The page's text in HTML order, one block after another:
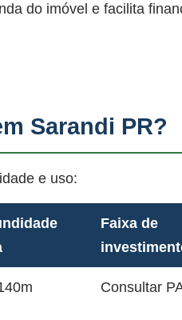
do imóvel e facilita
Sarandi PR?
e uso:
Faixa de
Consultar